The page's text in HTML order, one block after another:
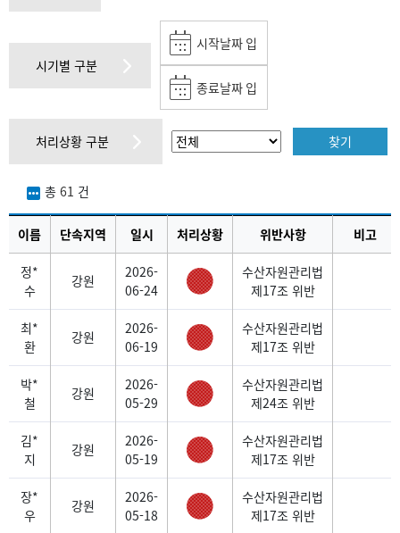
시기별 구분
처리상황 구분
총61 건
이름 단속지역 일시 처리상황 위반사항
비고
정*
수
강원
2026-
06-24
수산자원관리법
제17조 위반
최*
환
강원
2026-
06-19
수산자원관리법
제17조 위반
박*
철
강원
2026-
05-29
수산자원관리법
제24조 위반
김*
지
강원
2026-
05-19
수산자원관리법
제17조 위반
장*
우
강원
2026-
05-18
수산자원관리법
제17조 위반